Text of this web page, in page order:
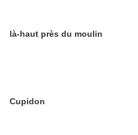
là-haut près du moulin
Cupidon